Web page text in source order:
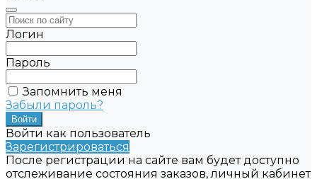
Логин
Пароль
Запомнить меня
Забыли пароль?
Войти как пользователь
Зарегистрироваться
После регистрации на сайте вам будет доступно
отслеживание состояния заказов, личный кабинет